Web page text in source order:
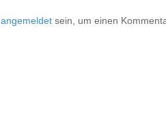
angemeldet sein, um einen